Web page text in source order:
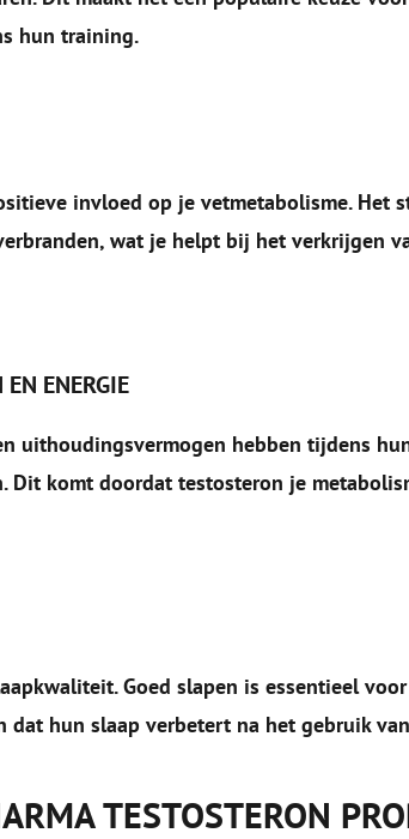
hun training.
invloed op je vetmetabolisme. Het
wat je helpt bij het verkrijgen
ENERGIE
uithoudingsvermogen hebben tijdens
Dit komt doordat testosteron je
Goed slapen is essentieel
dat hun slaap verbetert na het gebruik
TESTOSTERON